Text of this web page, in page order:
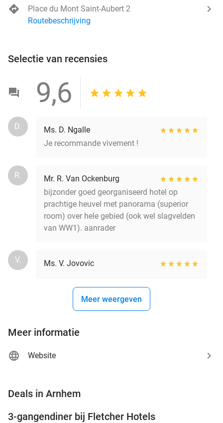
Place du Mont Saint-Aubert 2
Routebeschrijving
Selectie van recensies
9,6
D.
Ms. D. Ngalle
Je recommande vivement !
R.
Mr. R. Van Ockenburg
bijzonder goed georganiseerd hotel op
prachtige heuvel met panorama (superior
room) over hele gebied (ook wel slagvelden
van WW1). aanrader
V. Ms. V. Jovovic
Meer weergeven
Meer informatie
Website
Deals in Arnhem
3-gangendiner bij Fletcher Hotels